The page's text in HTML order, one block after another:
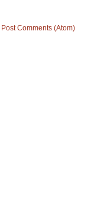
Post Comments (Atom)